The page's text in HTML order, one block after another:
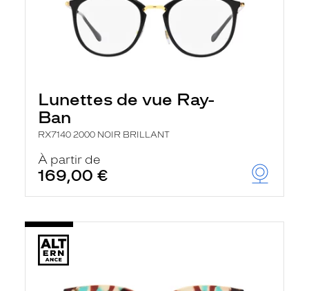
Lunettes de vue Ray-
Ban
RX7140 2000 NOIR BRILLANT
À partir de
169,00 €